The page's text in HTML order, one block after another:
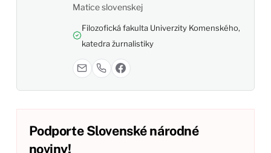
Matice slovenskej
Filozofická fakulta Univerzity Komenského,
katedra žurnalistiky
Podporte Slovenské národné
noviny!